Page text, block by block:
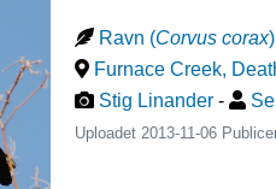
Ravn (Corvus corax)
Furnace Creek,
Stig Linander -
Uploadet 2013-11-06